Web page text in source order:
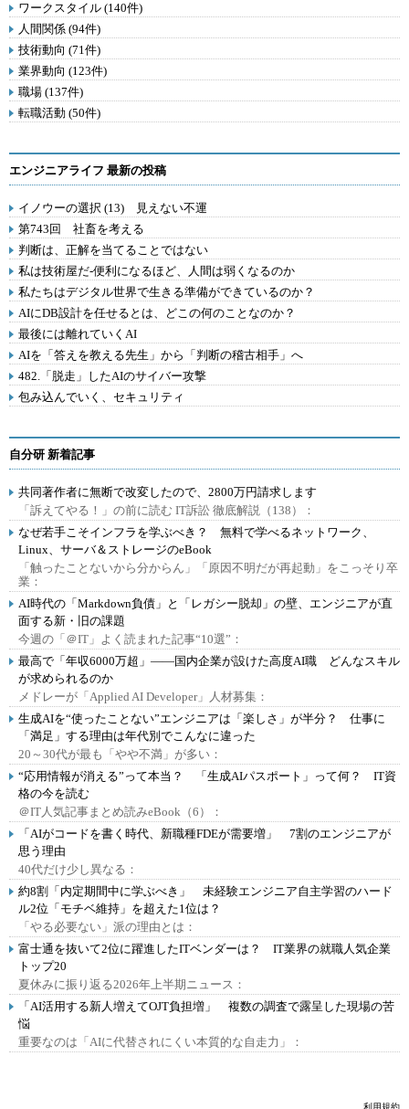
ワークスタイル (140件)
人間関係 (94件)
技術動向 (71件)
業界動向 (123件)
職場 (137件)
転職活動 (50件)
エンジニアライフ 最新の投稿
イノウーの選択 (13) 見えない不運
第743回 社畜を考える
判断は、正解を当てることではない
私は技術屋だ-便利になるほど、人間は弱くなるのか
私たちはデジタル世界で生きる準備ができているのか？
AIにDB設計を任せるとは、どこの何のことなのか？
最後には離れていくAI
AIを「答えを教える先生」から「判断の稽古相手」へ
482.「脱走」したAIのサイバー攻撃
包み込んでいく、セキュリティ
自分研 新着記事
共同著作者に無断で改変したので、2800万円請求します
「訴えてやる！」の前に読む IT訴訟 徹底解説（138）：
なぜ若手こそインフラを学ぶべき？ 無料で学べるネットワーク、
Linux、サーバ＆ストレージのeBook
「触ったことないから分からん」「原因不明だが再起動」をこっそり卒
業：
AI時代の「Markdown負債」と「レガシー脱却」の壁、エンジニアが直
面する新・旧の課題
今週の「＠IT」よく読まれた記事“10選”：
最高で「年収6000万超」――国内企業が設けた高度AI職 どんなスキル
が求められるのか
メドレーが「Applied AI Developer」人材募集：
生成AIを“使ったことない”エンジニアは「楽しさ」が半分？ 仕事に
「満足」する理由は年代別でこんなに違った
20～30代が最も「やや不満」が多い：
“応用情報が消える”って本当？ 「生成AIパスポート」って何？ IT資
格の今を読む
＠IT人気記事まとめ読みeBook（6）：
「AIがコードを書く時代、新職種FDEが需要増」 7割のエンジニアが
思う理由
40代だけ少し異なる：
約8割「内定期間中に学ぶべき」 未経験エンジニア自主学習のハード
ル2位「モチベ維持」を超えた1位は？
「やる必要ない」派の理由とは：
富士通を抜いて2位に躍進したITベンダーは？ IT業界の就職人気企業
トップ20
夏休みに振り返る2026年上半期ニュース：
「AI活用する新人増えてOJT負担増」 複数の調査で露呈した現場の苦
悩
重要なのは「AIに代替されにくい本質的な自走力」：